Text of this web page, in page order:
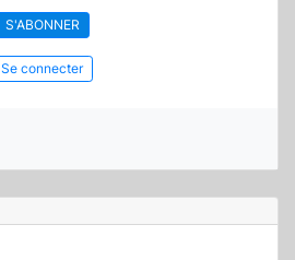
S'ABONNER
Se connecter